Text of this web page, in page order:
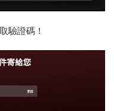
驗證碼！